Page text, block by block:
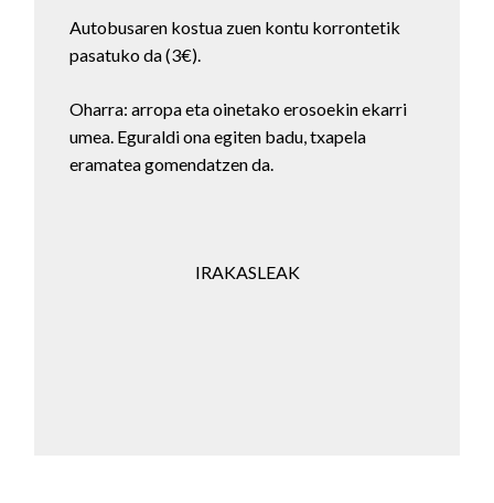
Autobusaren kostua zuen kontu korrontetik
pasatuko da (3€).
Oharra: arropa eta oinetako erosoekin ekarri
umea. Eguraldi ona egiten badu, txapela
eramatea gomendatzen da.
IRAKASLEAK